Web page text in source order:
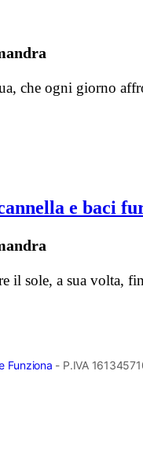
che ogni giorno
e baci
il sole, a sua volta,
Funziona - P.IVA